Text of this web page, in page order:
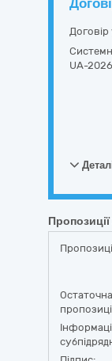
Договір
UA-
Остаточна